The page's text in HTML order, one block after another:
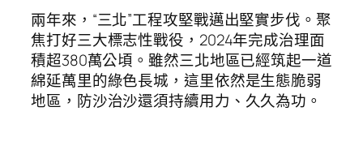
兩年來，“三北”工程攻堅戰邁出堅實步伐。聚
焦打好三大標志性戰役，2024年完成治理面
積超380萬公頃。雖然三北地區已經筑起一道
綿延萬里的綠色長城，這里依然是生態脆弱
地區，防沙治沙還須持續用力、久久為功。